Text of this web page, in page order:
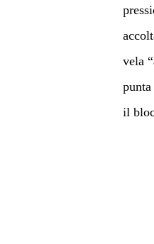
vela
punta
il